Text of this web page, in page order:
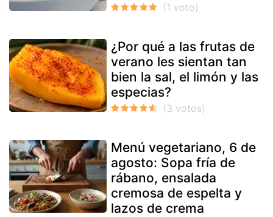
¿Por qué a las frutas de
verano les sientan tan
bien la sal, el limón y las
especias?
Menú vegetariano, 6 de
agosto: Sopa fría de
rábano, ensalada
cremosa de espelta y
lazos de crema